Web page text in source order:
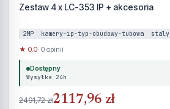
Zestaw 4 x LC-353 IP + akcesoria
2MP kamery-ip-typ-obudowy-tubowa staly
★ 0.0· 0 opinii
Dostępny
Wysyłka 24h
2491,72 zł2117,96 zł